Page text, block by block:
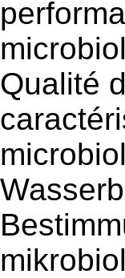
Qualité